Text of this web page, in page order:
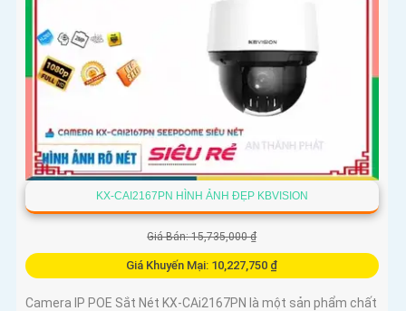
KX-CAI2167PN HÌNH ẢNH ĐẸP KBVISION
Giá Bán: 15,735,000 ₫
Giá Khuyến Mại: 10,227,750 ₫
Camera IP POE Sắt Nét KX-CAi2167PN là một sản phẩm chất